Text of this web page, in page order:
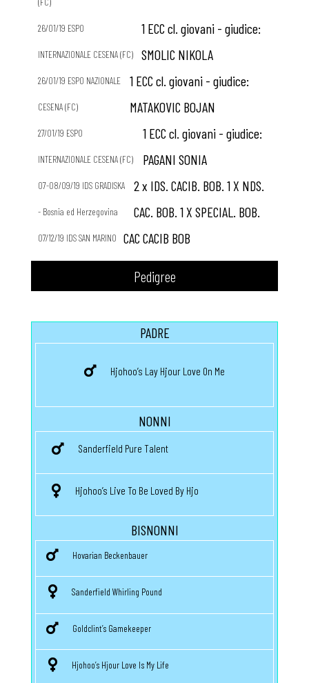
26/01/19 ESPO
INTERNAZIONALE CESENA (FC)
1 ECC cl. giovani - giudice:
SMOLIC NIKOLA
26/01/19 ESPO NAZIONALE
CESENA (FC)
1 ECC cl. giovani - giudice:
MATAKOVIC BOJAN
27/01/19 ESPO
INTERNAZIONALE CESENA (FC)
1 ECC cl. giovani - giudice:
PAGANI SONIA
07-08/09/19 IDS GRADISKA
- Bosnia ed Herzegovina
2 x IDS. CACIB. BOB. 1 X NDS.
CAC. BOB. 1 X SPECIAL. BOB.
07/12/19 IDS SAN MARINO CAC CACIB BOB
Pedigree
PADRE
Hjohoo’s Lay Hjour Love On Me
NONNI
Sanderfield Pure Talent
Hjohoo’s Live To Be Loved By Hjo
BISNONNI
Hovarian Beckenbauer
Sanderfield Whirling Pound
Goldclint’s Gamekeeper
Hjohoo’s Hjour Love Is My Life